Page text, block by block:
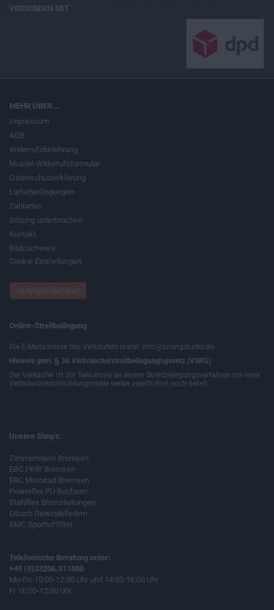
VERSENDEN MIT
MEHR ÜBER...
Impressum
AGB
Widerrufsbelehrung
Muster-Widerrufsformular
Datenschutzerklärung
Lieferbedingungen
Zahlarten
Sitzung unterbrochen
Kontakt
Bildnachweis
Cookie Einstellungen
Vertrag widerrufen
Online-Streitbeilegung
Die E-Mailadresse des Verkäufers lautet: info@tuningstudio.de.
Hinweis gem. § 36 Verbraucherstreitbeilegungsgesetz (VSBG)
Der Verkäufer ist zur Teilnahme an einem Streitbeilegungsverfahren vor einer
Verbraucherschlichtungsstelle weder verpflichtet noch bereit.
Unsere Shop's:
Zimmermann Bremsen
EBC PKW Bremsen
EBC Motorrad Bremsen
Powerflex PU Buchsen
Stahlflex Bremsleitungen
Eibach Gewindefedern
BMC Sportluftfilter
Telefonische Beratung unter:
+49 (0)33206.511880
Mo-Do 10:00-12:00 Uhr und 14:00-16:00 Uhr
Fr 10:00-12:00 Uhr